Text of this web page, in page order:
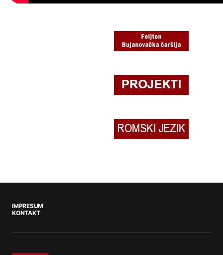
IMPRESUM
KONTAKT